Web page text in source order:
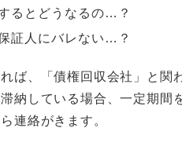
るとどうなるの…？
証人にバレない…？
ば、「債権回収会社」と関
納している場合、一定期間
連絡がきます。